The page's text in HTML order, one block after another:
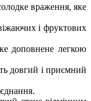
враження, яке
і фруктових
доповнене легкою
довгий і приємний